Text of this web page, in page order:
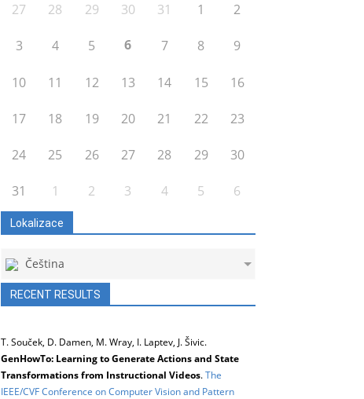
27 28 29 30 31 1 2
3 4 5 6 7 8 9
10 11 12 13 14 15 16
17 18 19 20 21 22 23
24 25 26 27 28 29 30
31 1 2 3 4 5 6
Lokalizace
Čeština
RECENT RESULTS
T. Souček, D. Damen, M. Wray, I. Laptev, J. Šivic.
GenHowTo: Learning to Generate Actions and State
Transformations from Instructional Videos.The
IEEE/CVF Conference on Computer Vision and Pattern